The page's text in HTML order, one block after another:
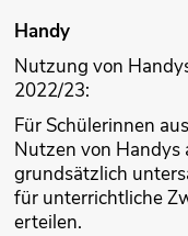
Handy
Nutzung von
2022/23:
Für Schülerinnen
Nutzen von Handys
grundsätzlich
für unterrichtliche
erteilen.